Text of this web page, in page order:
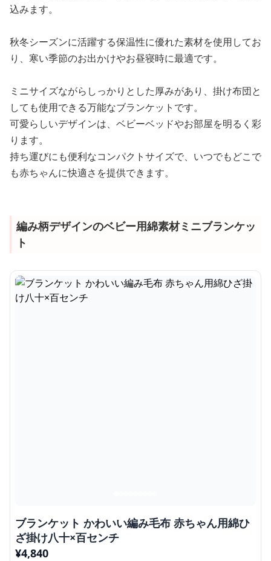
込みます。
秋冬シーズンに活躍する保温性に優れた素材を使用してお
り、寒い季節のお出かけやお昼寝時に最適です。
ミニサイズながらしっかりとした厚みがあり、掛け布団と
しても使用できる万能なブランケットです。
可愛らしいデザインは、ベビーベッドやお部屋を明るく彩
ります。
持ち運びにも便利なコンパクトサイズで、いつでもどこで
も赤ちゃんに快適さを提供できます。
編み柄デザインのベビー用綿素材ミニブランケッ
ト
ブランケット かわいい編み毛布 赤ちゃん用綿ひ
ざ掛け八十×百センチ
¥4,840